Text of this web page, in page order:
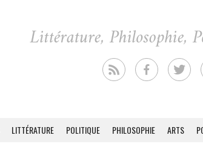
LITTÉRATURE POLITIQUE PHILOSOPHIE ARTS